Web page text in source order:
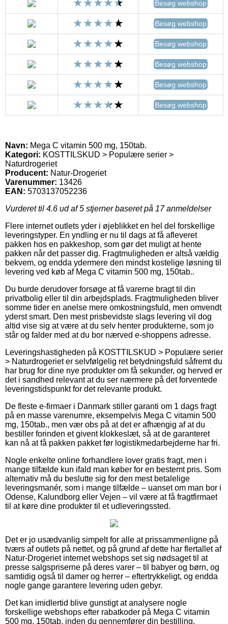
Besøg webshop
Besøg webshop
Besøg webshop
Besøg webshop
Besøg webshop
Besøg webshop
Navn: Mega C vitamin 500 mg, 150tab.
Kategori: KOSTTILSKUD > Populære serier >
Naturdrogeriet
Producent: Natur-Drogeriet
Varenummer: 13426
EAN: 5703137052236
Vurderet til 4.6 ud af 5 stjerner baseret på 17anmeldelser
Flere internet outlets yder i øjeblikket en hel del forskellige
leveringstyper. En yndling er nu til dags at få afleveret
pakken hos en pakkeshop, som gør det muligt at hente
pakken når det passer dig. Fragtmuligheden er altså vældig
bekvem, og endda ydermere den mindst kostelige løsning til
levering ved køb af Mega C vitamin 500 mg, 150tab..
Du burde derudover forsøge at få varerne bragt til din
privatbolig eller til din arbejdsplads. Fragtmuligheden bliver
somme tider en anelse mere omkostningsfuld, men omvendt
yderst smart. Den mest prisbevidste slags levering vil dog
altid vise sig at være at du selv henter produkterne, som jo
står og falder med at du bor nærved e-shoppens adresse.
Leveringshastigheden på KOSTTILSKUD > Populære serier
> Naturdrogeriet er selvfølgelig ret betydningsfuld såfremt du
har brug for dine nye produkter om få sekunder, og herved er
det i sandhed relevant at du ser nærmere på det forventede
leveringstidspunkt for det relevante produkt.
De fleste e-firmaer i Danmark stiller garanti om 1 dags fragt
på en masse varenumre, eksempelvis Mega C vitamin 500
mg, 150tab., men vær obs på at det er afhængig af at du
bestiller forinden et givent klokkeslæt, så at de garanteret
kan nå at få pakken pakket før logistikmedarbejderne har fri.
Nogle enkelte online forhandlere lover gratis fragt, men i
mange tilfælde kun ifald man køber for en bestemt pris. Som
alternativ må du beslutte sig for den mest betalelige
leveringsmanér, som i mange tilfælde – uanset om man bor i
Odense, Kalundborg eller Vejen – vil være at få fragtfirmaet
til at køre dine produkter til et udleveringssted.
Det er jo usædvanlig simpelt for alle at prissammenligne på
tværs af outlets på nettet, og på grund af dette har flertallet af
Natur-Drogeriet internet webshops set sig nødsaget til at
presse salgspriserne på deres varer – til babyer og børn, og
samtidig også til damer og herrer – eftertrykkeligt, og endda
nogle gange garantere levering uden gebyr.
Det kan imidlertid blive gunstigt at analysere nogle
forskellige webshops efter rabatkoder på Mega C vitamin
500 mg, 150tab. inden du gennemfører din bestilling,